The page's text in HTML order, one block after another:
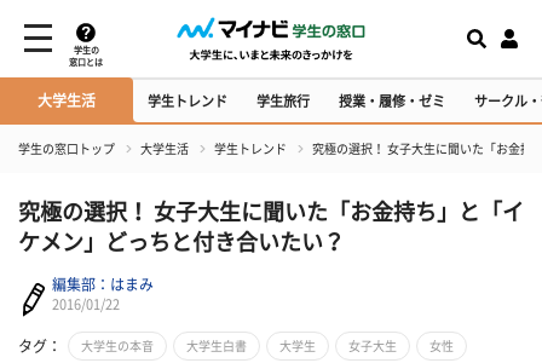
学生の
窓口とは
大学生活 学生トレンド 学生旅行 授業・履修・ゼミ サークル
学生の窓口トップ 大学生活 学生トレンド 究極の選択！ 女子大生に聞いた「お金持
究極の選択！ 女子大生に聞いた「お金持ち」と「イ
ケメン」どっちと付き合いたい？
編集部：はまみ
2016/01/22
タグ： 大学生の本音 大学生白書 大学生 女子大生 女性